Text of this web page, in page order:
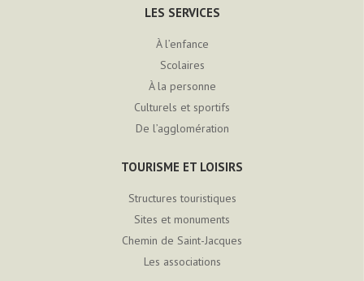
LES SERVICES
À l’enfance
Scolaires
À la personne
Culturels et sportifs
De l’agglomération
TOURISME ET LOISIRS
Structures touristiques
Sites et monuments
Chemin de Saint-Jacques
Les associations